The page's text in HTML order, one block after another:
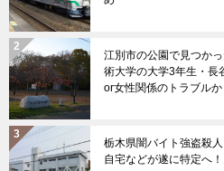
江別市の公園で見つか
術大学の大学3年生・長
or女性関係のトラブルか
栃木県闇バイト強盗殺
自宅などが遂に特定へ！